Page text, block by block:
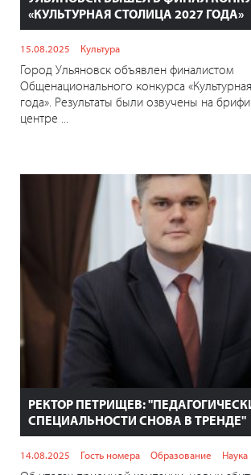
«КУЛЬТУРНАЯ СТОЛИЦА 2027 ГОДА»
15.08.2025 Культура
Город Ульяновск объявлен финалистом
Общенационального конкурса
года». Результаты были озвучены на
центре ...
РЕКТОР ПЕТРИЩЕВ:
СПЕЦИАЛЬНОСТИ СНОВА В ТРЕНДЕ"
14.08.2025 Гость номера Образование Наука